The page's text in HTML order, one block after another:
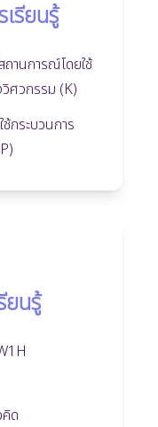
รียนรู้
ถานการณ์โดยใช้
ศวกรรม (K)
กระบวนการ
ยนรู้
ด